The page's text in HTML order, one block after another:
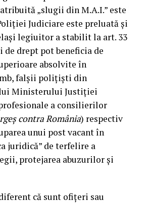
„slugii din M.A.I.” este
Judiciare este preluată și
legiuitor a stabilit la art. 33
drept pot beneficia de
absolvite în
falșii polițiști din
Ministerului Justiției
a consilierilor
contra România) respectiv
unui post vacant în
juridică” de terfelire a
protejarea abuzurilor și
că sunt ofițeri sau